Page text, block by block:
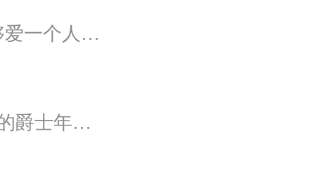
灵感源自木心的诗“车、马、邮件都很慢，一生只够爱一个人”。那是一个情书里的年代，见字如面，纸短情长，想为你再写一纸情书，一字一句掂量，把文字写成我思念的模样。
灵感源于电影《了不起的盖茨比》，一个华丽奢靡的爵士年代，直线、对称、几何的应用是这个时代的独特烙印。优雅的小资情调如萦绕在鼻尖的醇香咖啡，历久弥香。